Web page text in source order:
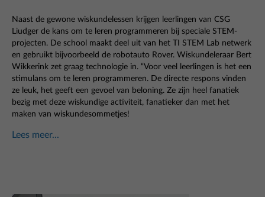
Naast de gewone wiskundelessen krijgen leerlingen van CSG
Liudger de kans om te leren programmeren bij speciale STEM-
projecten. De school maakt deel uit van het TI STEM Lab netwerk
en gebruikt bijvoorbeeld de robotauto Rover. Wiskundeleraar Bert
Wikkerink zet graag technologie in. “Voor veel leerlingen is het een
stimulans om te leren programmeren. De directe respons vinden
ze leuk, het geeft een gevoel van beloning. Ze zijn heel fanatiek
bezig met deze wiskundige activiteit, fanatieker dan met het
maken van wiskundesommetjes!
Lees meer...